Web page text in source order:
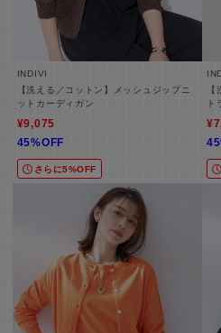
INDIVI
【洗える／コットン】メッシュジップニ
ットカーディガン
¥9,075
45%OFF
さらに5%OFF
ト